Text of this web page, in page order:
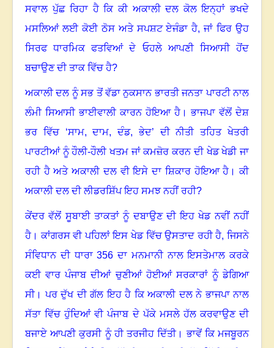
ਸਵਾਲ ਪੁੱਛ ਰਿਹਾ ਹੈ ਕਿ ਕੀ ਅਕਾਲੀ ਦਲ ਕੋਲ ਇਨ੍ਹਾਂ ਭਖਦੇ
ਮਸਲਿਆਂ ਲਈ ਕੋਈ ਠੋਸ ਅਤੇ ਸਪਸ਼ਟ ਏਜੰਡਾ ਹੈ,ਜਾਂ ਫਿਰ ਉਹ
ਸਿਰਫ ਧਾਰਮਿਕ ਫਤਵਿਆਂ ਦੇ ਓਹਲੇ ਆਪਣੀ ਸਿਆਸੀ ਹੋਂਦ
ਬਚਾਉਣ ਦੀ ਤਾਕ ਵਿੱਚ ਹੈ?
ਅਕਾਲੀ ਦਲ ਨੂੰ ਸਭ ਤੋਂ ਵੱਡਾ ਨੁਕਸਾਨ ਭਾਰਤੀ ਜਨਤਾ ਪਾਰਟੀ ਨਾਲ
ਲੰਮੀ ਸਿਆਸੀ ਭਾਈਵਾਲੀ ਕਾਰਨ ਹੋਇਆ ਹੈ ।ਭਾਜਪਾ ਵੱਲੋਂ ਦੇਸ਼
ਭਰ ਵਿੱਚ ‘ਸਾਮ,ਦਾਮ,ਦੰਡ,ਭੇਦ’ ਦੀ ਨੀਤੀ ਤਹਿਤ ਖੇਤਰੀ
ਪਾਰਟੀਆਂ ਨੂੰ ਹੌਲੀ-ਹੌਲੀ ਖਤਮ ਜਾਂ ਕਮਜ਼ੋਰ ਕਰਨ ਦੀ ਖੇਡ ਖੇਡੀ ਜਾ
ਰਹੀ ਹੈ ਅਤੇ ਅਕਾਲੀ ਦਲ ਵੀ ਇਸੇ ਦਾ ਸ਼ਿਕਾਰ ਹੋਇਆ ਹੈ ।ਕੀ
ਅਕਾਲੀ ਦਲ ਦੀ ਲੀਡਰਸ਼ਿੱਪ ਇਹ ਸਮਝ ਨਹੀਂ ਰਹੀ?
ਕੇਂਦਰ ਵੱਲੋਂ ਸੂਬਾਈ ਤਾਕਤਾਂ ਨੂੰ ਦਬਾਉਣ ਦੀ ਇਹ ਖੇਡ ਨਵੀਂ ਨਹੀਂ
ਹੈ ।ਕਾਂਗਰਸ ਵੀ ਪਹਿਲਾਂ ਇਸ ਖੇਡ ਵਿੱਚ ਉਸਤਾਦ ਰਹੀ ਹੈ,ਜਿਸਨੇ
ਸੰਵਿਧਾਨ ਦੀ ਧਾਰਾ356 ਦਾ ਮਨਮਾਨੀ ਨਾਲ ਇਸਤੇਮਾਲ ਕਰਕੇ
ਕਈ ਵਾਰ ਪੰਜਾਬ ਦੀਆਂ ਚੁਣੀਆਂ ਹੋਈਆਂ ਸਰਕਾਰਾਂ ਨੂੰ ਡੇਗਿਆ
ਸੀ।ਪਰ ਦੁੱਖ ਦੀ ਗੱਲ ਇਹ ਹੈ ਕਿ ਅਕਾਲੀ ਦਲ ਨੇ ਭਾਜਪਾ ਨਾਲ
ਸੱਤਾ ਵਿੱਚ ਹੁੰਦਿਆਂ ਵੀ ਪੰਜਾਬ ਦੇ ਪੱਕੇ ਮਸਲੇ ਹੱਲ ਕਰਵਾਉਣ ਦੀ
ਬਜਾਏ ਆਪਣੀ ਕੁਰਸੀ ਨੂੰ ਹੀ ਤਰਜੀਹ ਦਿੱਤੀ।ਭਾਵੇਂ ਕਿ ਮਜਬੂਰਨ